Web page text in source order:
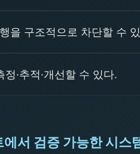
을 구조적으로 차단할 수
·추적·개선할 수 있다.
서 검증 가능한 시스